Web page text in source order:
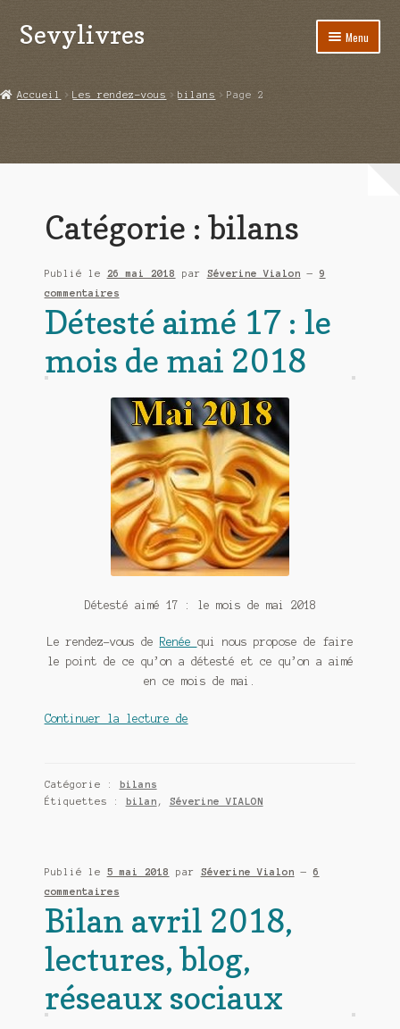
Aller
Aller
au
Sevylivres Menu
Au nom de la justice
Commande
De(s)tracteur réduit au silence
Il fallait me laisser mourir
La clé du bonheur
Les boules du Père Noël
Mon admirateur de l’avent
Mon Compte
Sans retour
Accueil Les rendez-vous bilans Page 2
Catégorie :bilans
Publié le 26 mai 2018 par Séverine Vialon — 9
commentaires
Détesté aimé 17 : le
mois de mai 2018
Détesté aimé 17 : le mois de mai 2018
Le rendez-vous de Renée qui nous propose de faire
le point de ce qu’on a détesté et ce qu’on a aimé
en ce mois de mai.
Continuer la lecture deDétesté
2018
Catégorie : bilans
Étiquettes : bilan , Séverine VIALON
Publié le 5 mai 2018 par Séverine Vialon — 6
commentaires
Bilan avril 2018,
lectures, blog,
réseaux sociaux